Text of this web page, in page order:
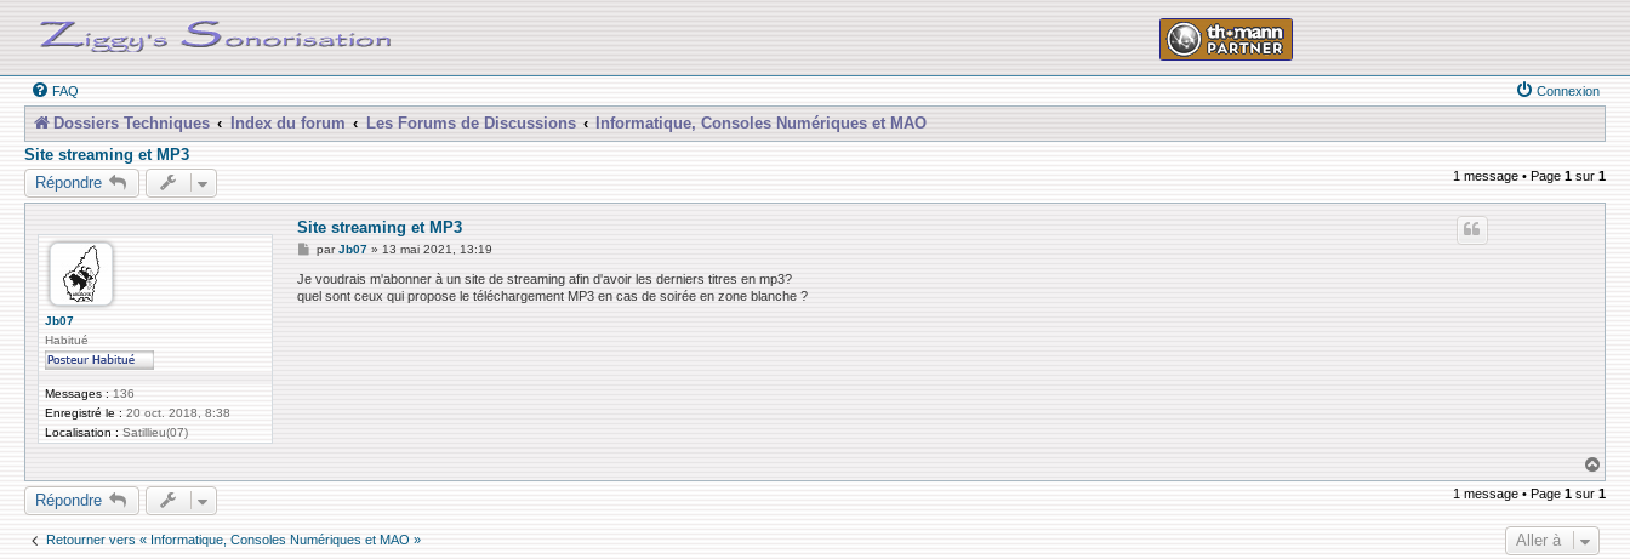
FAQ Connexion
Dossiers Techniques Index du forum Les Forums de Discussions
Informatique, Consoles Numériques et MAO
Site streaming et MP3
Répondre
1 message • Page 1 sur 1
Jb07
Habitué
Messages : 136
Enregistré le : 20 oct. 2018, 8:38
Localisation : Satillieu(07)
Site streaming et MP3
M
s
s
parJb07 » 13 mai 2021, 13:19
Je voudrais m'abonner à un site de streaming afin d'avoir les derniers titres en mp3?
quel sont ceux qui propose le téléchargement MP3 en cas de soirée en zone blanche ?
a
u
Répondre 1 message • Page 1 sur 1
Retourner vers « Informatique, Consoles Numériques et MAO » Aller à